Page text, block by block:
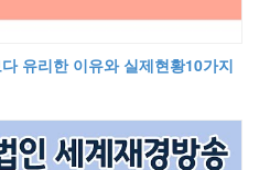
유리한 이유와 실제현황10가지